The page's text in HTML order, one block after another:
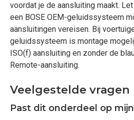
voordat je de aansluiting maakt.
een BOSE OEM-geluidssysteem
aansluitingen vereisen. Bij
geluidssysteem is montage
ISO(f) aansluiting en zonder de
Remote-aansluiting.
Veelgestelde vragen
Past dit onderdeel op